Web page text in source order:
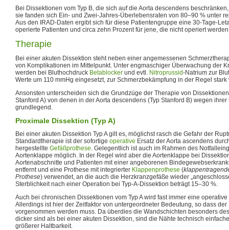
Bei Dissektionen vom Typ B, die sich auf die Aorta descendens
sie fanden sich Ein- und Zwei-Jahres-Überlebensraten von 80–90 % unter
Aus den IRAD-Daten ergibt sich für diese Patientengruppe eine 30-Tage-
operierte Patienten und circa zehn Prozent für jene, die nicht operiert
Therapie
Bei einer akuten Dissektion steht neben einer angemessenen
von Komplikationen im Mittelpunkt. Unter engmaschiger Überwachung der
werden bei Bluthochdruck Betablocker und evtl. Nitroprussid-Natrium zur
Werte um 110 mmHg eingesetzt, zur Schmerzbekämpfung in der Regel
Ansonsten unterscheiden sich die Grundzüge der Therapie von
Stanford A) von denen in der Aorta descendens (Typ Stanford B) wegen
grundlegend.
Proximale Dissektion (Typ A)
Bei einer akuten Dissektion Typ A gilt es, möglichst rasch die Gefahr der
Standardtherapie ist der sofortige operative Ersatz der Aorta ascendens
hergestellte Gefäßprothese. Gelegentlich ist auch im Rahmen des
Aortenklappe möglich. In der Regel wird aber die Aortenklappe bei
Aortenabschnitte und Patienten mit einer angeborenen
entfernt und eine Prothese mit integrierter Klappenprothese (
Prothese) verwendet, an die auch die Herzkranzgefäße wieder
Sterblichkeit nach einer Operation bei Typ-A-Dissektion beträgt 15–30 %.
Auch bei chronischen Dissektionen vom Typ A wird fast immer eine
Allerdings ist hier der Zeitfaktor von untergeordneter Bedeutung, so dass
vorgenommen werden muss. Da überdies die Wandschichten besonders
dicker sind als bei einer akuten Dissektion, sind die Nähte technisch
größerer Haltbarkeit.